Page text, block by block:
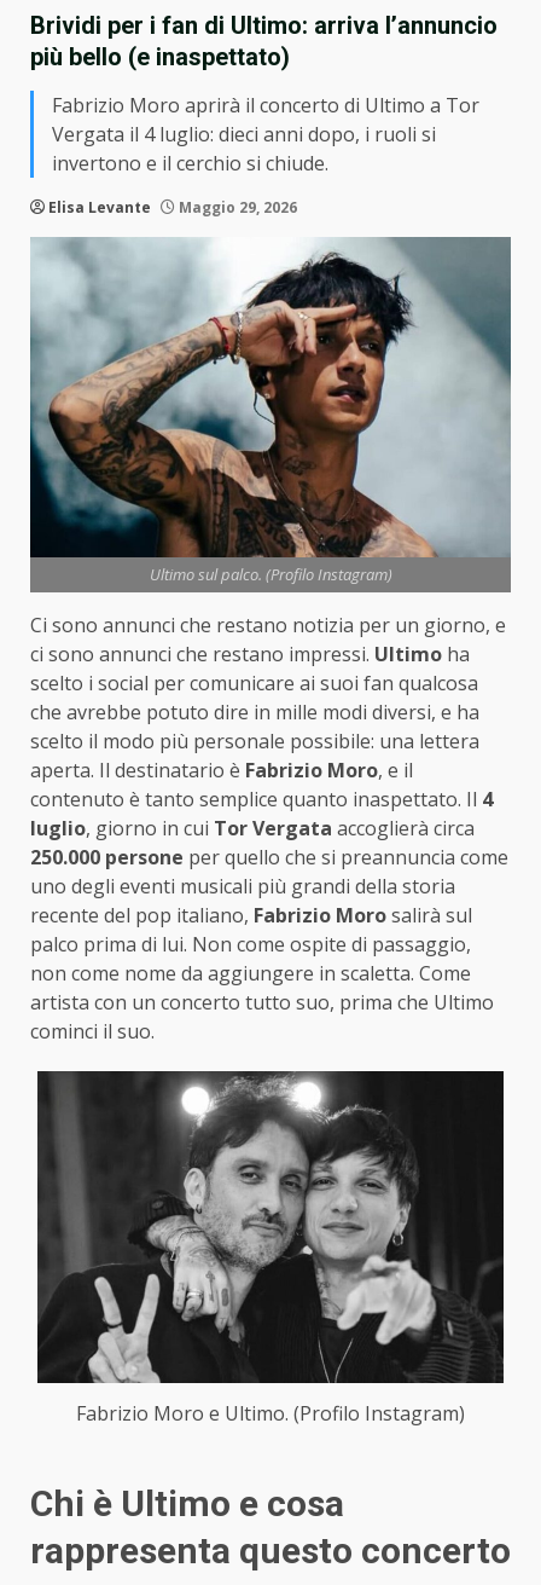
Brividi per i fan di Ultimo: arriva l’annuncio
più bello (e inaspettato)
Fabrizio Moro aprirà il concerto di Ultimo a Tor
Vergata il 4 luglio: dieci anni dopo, i ruoli si
invertono e il cerchio si chiude.
Elisa Levante Maggio 29, 2026
Ultimo sul palco. (Profilo Instagram)
Ci sono annunci che restano notizia per un giorno, e
ci sono annunci che restano impressi. Ultimo ha
scelto i social per comunicare ai suoi fan qualcosa
che avrebbe potuto dire in mille modi diversi, e ha
scelto il modo più personale possibile: una lettera
aperta. Il destinatario è Fabrizio Moro, e il
contenuto è tanto semplice quanto inaspettato. Il 4
luglio, giorno in cui Tor Vergata accoglierà circa
250.000 persone per quello che si preannuncia come
uno degli eventi musicali più grandi della storia
recente del pop italiano, Fabrizio Morosalirà sul
palco prima di lui. Non come ospite di passaggio,
non come nome da aggiungere in scaletta. Come
artista con un concerto tutto suo, prima che Ultimo
cominci il suo.
Fabrizio Moro e Ultimo. (Profilo Instagram)
Chi è Ultimo e cosa
rappresenta questo concerto